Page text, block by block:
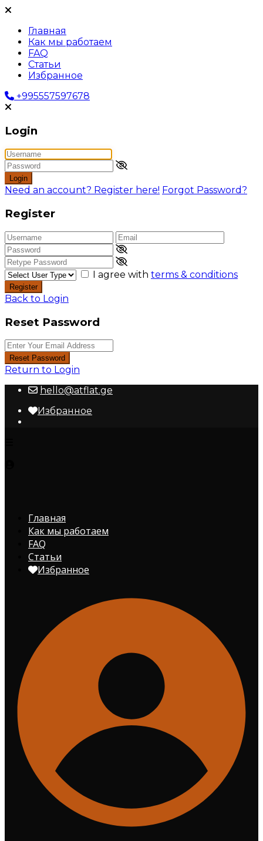
Главная
Как мы работаем
FAQ
Статьи
Избранное
+995557597678
Login
Login
Need an account? Register here! Forgot Password?
Register
I agree with terms & conditions
Register
Back to Login
Reset Password
Reset Password
Return to Login
hello@atflat.ge
Избранное
Главная
Как мы работаем
FAQ
Статьи
Избранное